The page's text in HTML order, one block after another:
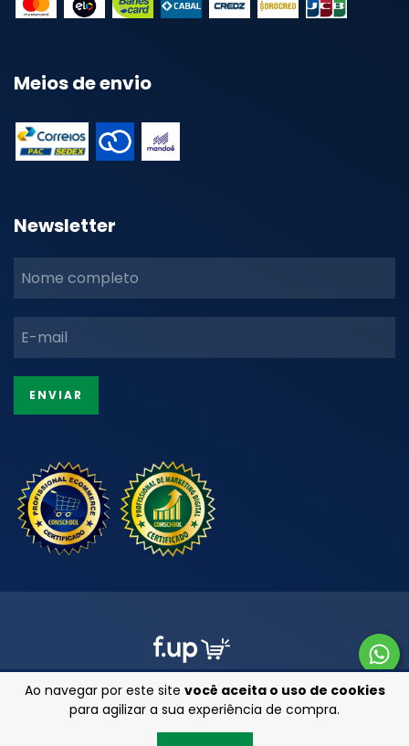
Ao navegar por este site você aceita o uso de cookies
para agilizar a sua experiência de compra.
Meios de envio
Newsletter